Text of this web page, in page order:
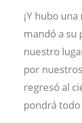
¡Y hubo
mandó a su
nuestro
por
regresó al
pondrá